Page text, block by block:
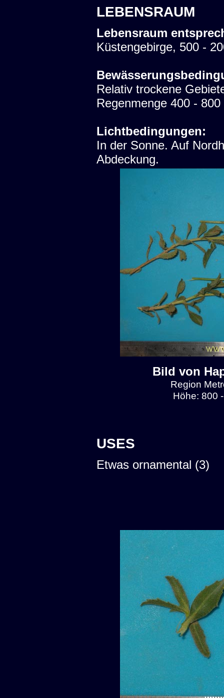
LEBENSRAUM
Lebensraum
Küstengebirge, 500 -
Relativ trockene
Regenmenge 400 -
Lichtbedingungen:
In der Sonne. Auf
Abdeckung.
Bild von
Region
Höhe: 800
USES
Etwas ornamental (3)